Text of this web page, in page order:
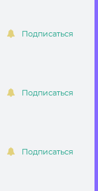
Подписаться
Подписаться
Подписаться